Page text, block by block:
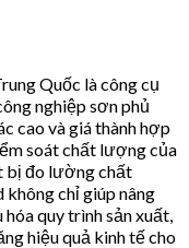
Quốc là công cụ
nghiệp sơn phủ
cao và giá thành hợp
soát chất lượng của
bị đo lường chất
chỉ giúp nâng
quy trình sản xuất,
hiệu quả kinh tế cho